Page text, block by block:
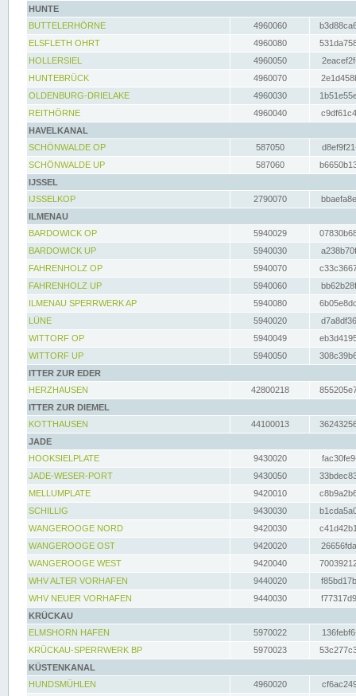
HUNTE
BUTTELERHÖRNE
4960060
ELSFLETH OHRT
4960080
HOLLERSIEL
4960050
HUNTEBRÜCK
4960070
OLDENBURG-DRIELAKE
4960030
REITHÖRNE
4960040
HAVELKANAL
SCHÖNWALDE OP
587050
SCHÖNWALDE UP
587060
IJSSEL
IJSSELKOP
2790070
ILMENAU
BARDOWICK OP
5940029
BARDOWICK UP
5940030
FAHRENHOLZ OP
5940070
FAHRENHOLZ UP
5940060
ILMENAU SPERRWERK AP
5940080
LÜNE
5940020
WITTORF OP
5940049
WITTORF UP
5940050
ITTER ZUR EDER
HERZHAUSEN
42800218
ITTER ZUR DIEMEL
KOTTHAUSEN
44100013
JADE
HOOKSIELPLATE
9430020
JADE-WESER-PORT
9430050
MELLUMPLATE
9420010
SCHILLIG
9430030
WANGEROOGE NORD
9420030
WANGEROOGE OST
9420020
WANGEROOGE WEST
9420040
WHV ALTER VORHAFEN
9440020
WHV NEUER VORHAFEN
9440030
KRÜCKAU
ELMSHORN HAFEN
5970022
KRÜCKAU-SPERRWERK BP
5970023
KÜSTENKANAL
HUNDSMÜHLEN
4960020